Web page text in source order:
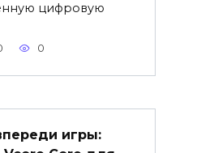
цифровую
0
игры: